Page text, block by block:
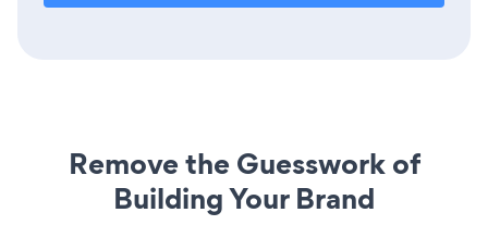
Remove the Guesswork of
Building Your Brand